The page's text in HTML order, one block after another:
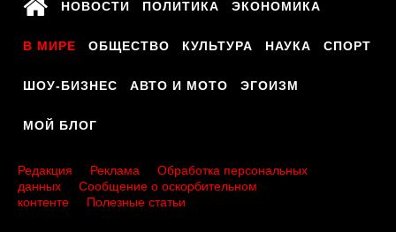
НОВОСТИ ПОЛИТИКА ЭКОНОМИКА
В МИРЕ ОБЩЕСТВО КУЛЬТУРА НАУКА СПОРТ
ШОУ-БИЗНЕС АВТО И МОТО ЭГОИЗМ
МОЙ БЛОГ
Редакция Реклама
Обработка персональных
данных
Сообщение о оскорбительном
контенте
Полезные статьи